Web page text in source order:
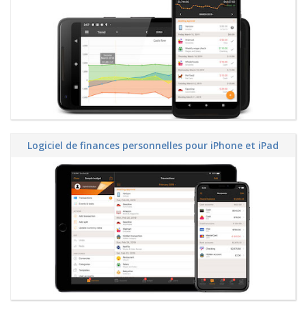
Logiciel de finances personnelles pour iPhone et iPad